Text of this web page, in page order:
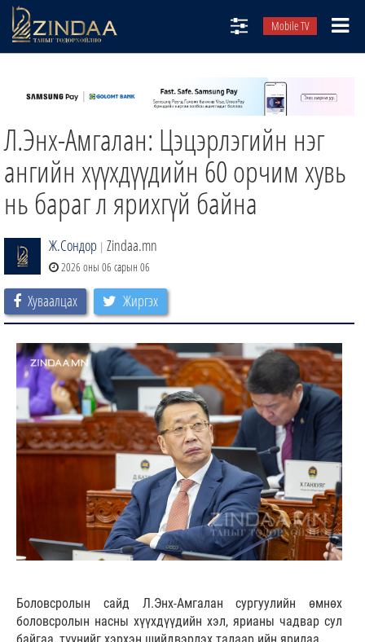
Mobile TV
ТВ8
ӨГЛӨӨНИЙ СОНИН
АУДИО ЗОХИОЛ
ЗИНДАА СЭТГҮҮЛ
Л.Энх-Амгалан: Цэцэрлэгийн нэг
ангийн хүүхдүүдийн 60 орчим хувь
нь бараг л ярихгүй байна
Ж.Сондор | Zindaa.mn
2026 оны 06 сарын 06
Хуваалцах Жиргэх
Боловсролын сайд Л.Энх-Амгалан сургуулийн өмнөх
боловсролын насны хүүхдүүдийн хэл, ярианы чадвар сул